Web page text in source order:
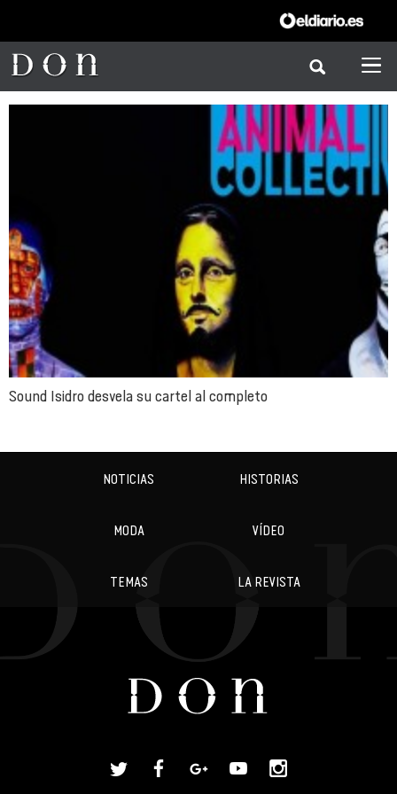
Sound Isidro desvela su cartel al completo
NOTICIAS HISTORIAS
MODA VÍDEO
TEMAS LA REVISTA